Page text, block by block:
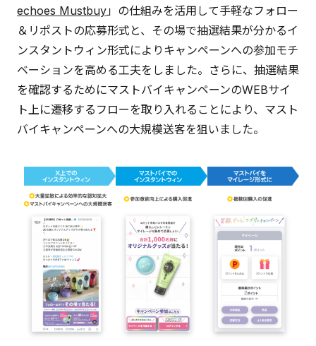
echoes Mustbuy」の仕組みを活用して手軽なフォロー
＆リポストの応募形式と、その場で抽選結果が分かるイ
ンスタントウィン形式によりキャンペーンへの参加モチ
ベーションを高める工夫をしました。さらに、抽選結果
を確認するためにマストバイキャンペーンのWEBサイ
ト上に遷移するフローを取り入れることにより、マスト
バイキャンペーンへの大規模送客を狙いました。